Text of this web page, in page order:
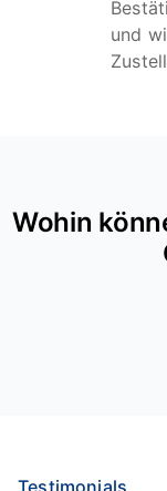
und
Wohin
Testimonials